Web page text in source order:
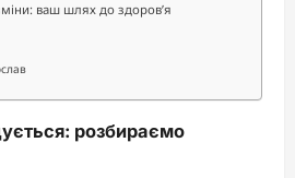
ваш шлях до здоров’я
розбираємо